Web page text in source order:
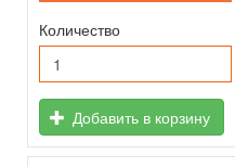
Количество
Добавить в корзину